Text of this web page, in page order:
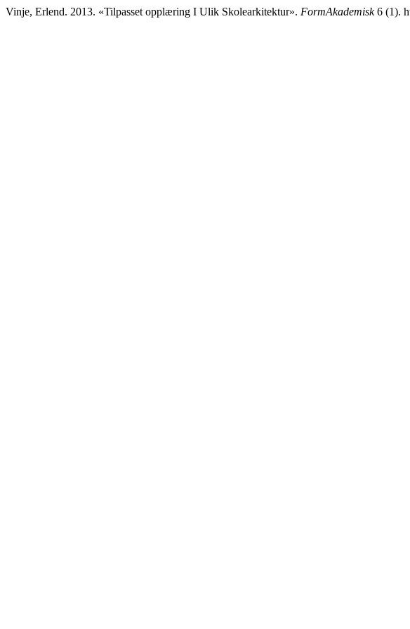
Vinje, Erlend. 2013. «Tilpasset opplæring I Ulik Skolearkitektur». FormAkademisk6 (1).